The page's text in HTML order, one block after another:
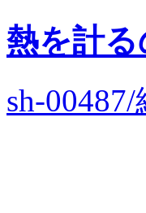
熱を計る
sh-